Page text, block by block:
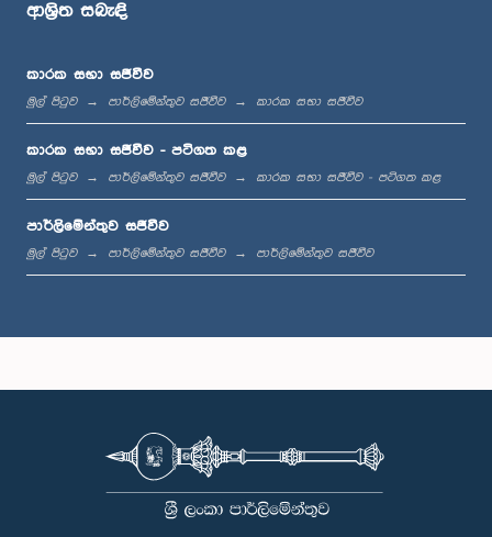
මධ්‍යාහ්න 12:00 - ප.ව. 12:05
ප.ව. 12:05 - ප.ව. 12:13
ප.ව. 1:00 - ප.ව. 1:10
ආශ්‍රිත සබැඳි
කාරක සභා සජීවීව
මුල් පිටුව පාර්ලිමේන්තුව සජීවීව කාරක සභා සජීවීව
කාරක සභා සජීවීව - පටිගත කළ
මුල් පිටුව පාර්ලිමේන්තුව සජීවීව කාරක සභා සජීවීව - පටිගත කළ
පාර්ලිමේන්තුව සජීවීව
මුල් පිටුව පාර්ලිමේන්තුව සජීවීව පාර්ලිමේන්තුව සජීවීව